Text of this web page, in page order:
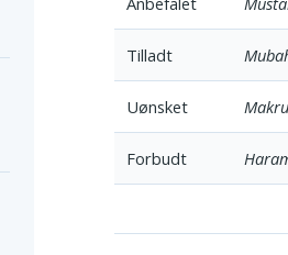
Tilladt
Uønsket
Forbudt